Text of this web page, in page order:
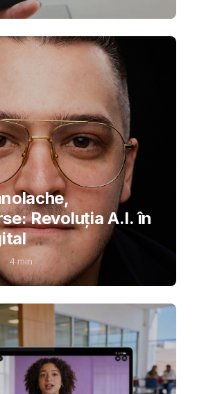
Revoluția A.I. în
4 min